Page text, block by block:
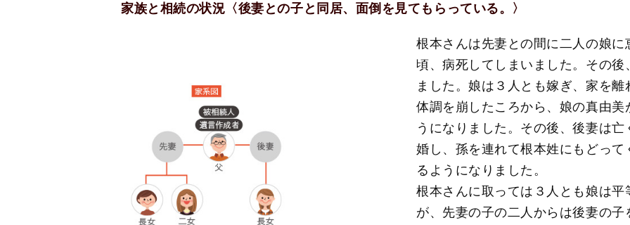
家族と相続の状況〈後妻との子と同居、面倒を見てもらっている。〉
根本さんは先妻との間に二人の娘
頃、病死してしまいました。その
ました。娘は３人とも嫁ぎ、家を
体調を崩したころから、娘の真由
うになりました。その後、後妻は
婚し、孫を連れて根本姓にもどっ
るようになりました。
根本さんに取っては３人とも娘は
が、先妻の子の二人からは後妻の